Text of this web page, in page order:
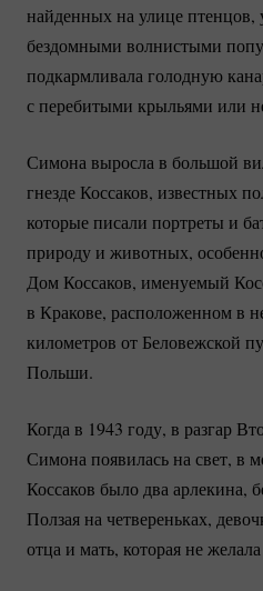
найденных на улице птенцов,
бездомными волнистыми
подкармливала голодную
с перебитыми крыльями или
Симона выросла в большой
гнезде Коссаков, известных
которые писали портреты и
природу и животных,
Дом Коссаков, именуемый
в Кракове, расположенном в
километров от Беловежской
Польши.
Когда в 1943 году, в разгар
Симона появилась на свет, в
Коссаков было два арлекина,
Ползая на четвереньках,
отца и мать, которая не